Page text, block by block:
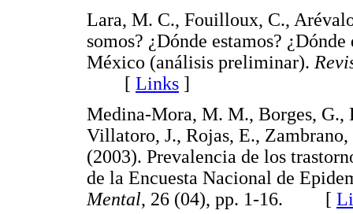
Lara, M. C., Fouilloux, C.,
somos? ¿Dónde estamos?
México (análisis preliminar).
[ Links ]
Medina-Mora, M. M., Borges, G.,
Villatoro, J., Rojas, E.,
(2003). Prevalencia de los
de la Encuesta Nacional de
Mental, 26 (04), pp. 1-16. [